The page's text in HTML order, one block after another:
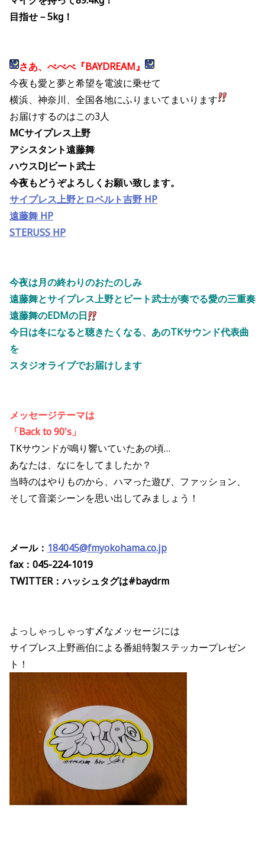
目指せ－5kg！
さあ、べべべ『BAYDREAM』
今夜も愛と夢と希望を電波に乗せて
横浜、神奈川、全国各地にふりまいてまいります
お届けするのはこの3人
MCサイプレス上野
アシスタント遠藤舞
ハウスDJビート武士
今夜もどうぞよろしくお願い致します。
サイプレス上野とロベルト吉野 HP
遠藤舞 HP
STERUSS HP
今夜は月の終わりのおたのしみ
遠藤舞とサイプレス上野とビート武士が奏でる愛の三重奏
遠藤舞のEDMの日
今日は冬になると聴きたくなる、あのTKサウンド代表曲
を
スタジオライブでお届けします
メッセージテーマは
「Back to 90's」
TKサウンドが鳴り響いていたあの頃…
あなたは、なにをしてましたか？
当時のはやりものから、ハマった遊び、ファッション、
そして音楽シーンを思い出してみましょう！
メール： 184045@fmyokohama.co.jp
fax：045-224-1019
TWITTER：ハッシュタグは#baydrm
よっしゃっしゃっす〆なメッセージには
サイプレス上野画伯による番組特製ステッカープレゼン
ト！